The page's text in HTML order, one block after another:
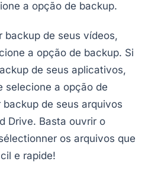
a opção de backup.
backup de seus vídeos,
a opção de backup. Si
de seus aplicativos,
selecione a opção de
de seus arquivos
Drive. Basta ouvrir o
os arquivos que
e rapide!